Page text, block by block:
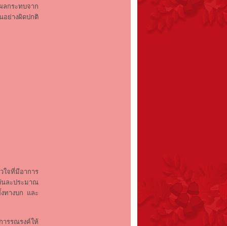
ลกระทบจาก
อย่างผิดปกติ
จที่มีอาการ
นละประมาณ
ทางบก และ
รรณรงค์ให้